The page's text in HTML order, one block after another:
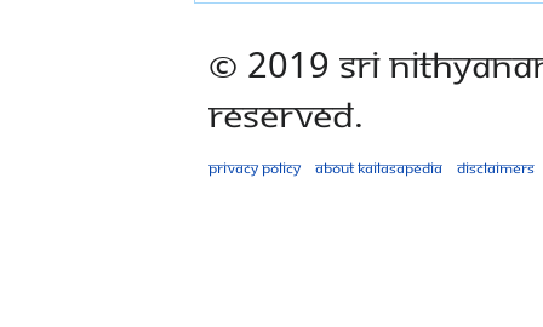
© 2019 Sri
Reserved.
Privacy policy About Kailasapedia Disclaimers